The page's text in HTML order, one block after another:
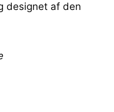
designet af den